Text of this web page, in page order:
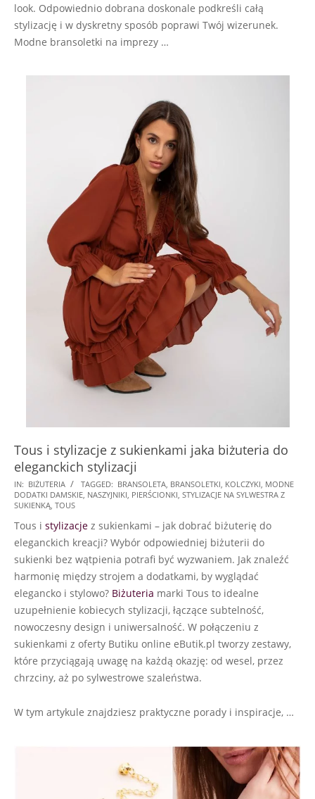
look. Odpowiednio dobrana doskonale podkreśli całą
stylizację i w dyskretny sposób poprawi Twój wizerunek.
Modne bransoletki na imprezy …
Tous i stylizacje z sukienkami jaka biżuteria do
eleganckich stylizacji
2024-
11-
IN: BIŻUTERIA TAGGED: BRANSOLETA BRANSOLETKI KOLCZYKI MODNE
DODATKI DAMSKIE NASZYJNIKI PIERŚCIONKI STYLIZACJE NA SYLWESTRA Z
SUKIENKĄ TOUS
Tous i stylizacje z sukienkami – jak dobrać biżuterię do
eleganckich kreacji? Wybór odpowiedniej biżuterii do
sukienki bez wątpienia potrafi być wyzwaniem. Jak znaleźć
harmonię między strojem a dodatkami, by wyglądać
elegancko i stylowo? Biżuteria marki Tous to idealne
uzupełnienie kobiecych stylizacji, łączące subtelność,
nowoczesny design i uniwersalność. W połączeniu z
sukienkami z oferty Butiku online eButik.pl tworzy zestawy,
które przyciągają uwagę na każdą okazję: od wesel, przez
chrzciny, aż po sylwestrowe szaleństwa.
W tym artykule znajdziesz praktyczne porady i inspiracje, …